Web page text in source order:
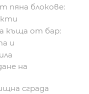
пяна блокове:
къща от бар:
и
на
сграда